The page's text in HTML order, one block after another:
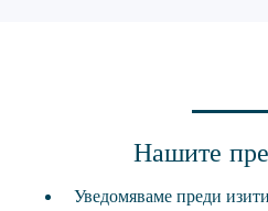
Нашите
Уведомяваме преди